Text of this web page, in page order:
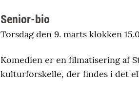
Senior-bio
Torsdag den 9. marts klokken
Komedien er en filmatisering af
kulturforskelle, der findes i det